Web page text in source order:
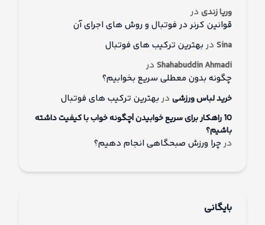
وریا زندی در
قوانین کرنر در فوتبال و روش های اجرای آن
Sina دربهترین ترکیب های فوتبال
Shahabuddin Ahmadi در
چگونه بدون معطلی سریع بخوابیم؟
خرید لباس ورزشی دربهترین ترکیب های فوتبال
10 راهکار برای سریع خوابیدن |چگونه خواب با کیفیت داشته
باشیم؟
درچرا ورزش صبحگاهی انجام دهیم؟
بایگانی